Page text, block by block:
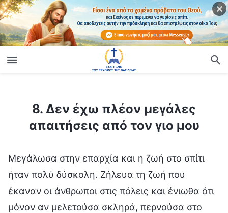
8. Δεν έχω πλέον μεγάλες απαιτήσεις από τον γιο μου
8. Δεν έχω πλέον μεγάλες
απαιτήσεις από τον γιο μου
Μεγάλωσα στην επαρχία και η ζωή στο σπίτι
ήταν πολύ δύσκολη. Ζήλευα τη ζωή που
έκαναν οι άνθρωποι στις πόλεις και ένιωθα ότι
μόνον αν μελετούσα σκληρά, περνούσα στο